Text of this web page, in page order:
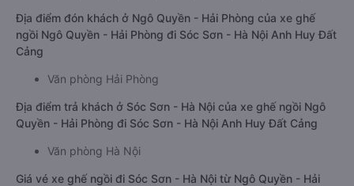
Địa điểm đón khách ở Ngô Quyền - Hải Phòng của xe ghế
ngồi Ngô Quyền - Hải Phòng đi Sóc Sơn - Hà Nội Anh Huy Đất
Cảng
Văn phòng Hải Phòng
Địa điểm trả khách ở Sóc Sơn - Hà Nội của xe ghế ngồi Ngô
Quyền - Hải Phòng đi Sóc Sơn - Hà Nội Anh Huy Đất Cảng
Văn phòng Hà Nội
Giá vé xe ghế ngồi đi Sóc Sơn - Hà Nội từ Ngô Quyền - Hải